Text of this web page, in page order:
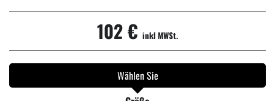
102 € inkl MWSt.
Wählen Sie